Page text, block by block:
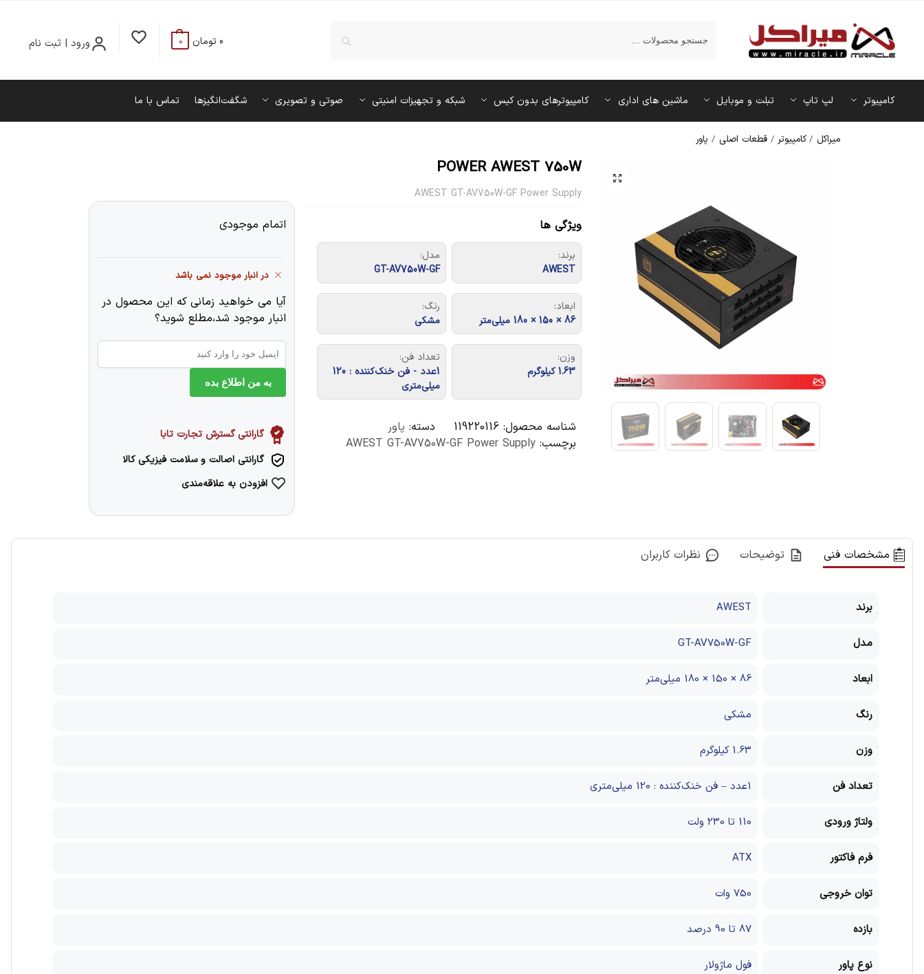
ورود | ثبت نام 0 تومان 0
کامپیوتر لپ تاپ تبلت و موبایل ماشین‌ های اداری کامپیوترهای بدون کیس شبکه و تجهیزات امنیتی صوتی و تصویری شگفت‌انگیزها تماس با ما
میراکل /کامپیوتر /قطعات اصلی / پاور
POWER AWEST 750W
AWEST GT-AV750W-GF Power Supply
ویژگی ها
برند:
AWEST
مدل:
GT-AV750W-GF
ابعاد:
86 × 150 × 180 میلی‌متر
رنگ:
مشکی
وزن:
1.63 کیلوگرم
تعداد فن:
1عدد - فن خنک‌کننده : 120
میلی‌متری
شناسه محصول:119220116 دسته: پاور
برچسب:AWEST GT-AV750W-GF Power Supply
اتمام موجودی
در انبار موجود نمی باشد
آیا می خواهید زمانی که این محصول در
انبار موجود شد،مطلع شوید؟
به من اطلاع بده
گارانتی گسترش تجارت تابا
گارانتی اصالت و سلامت فیزیکی کالا
افزودن به علاقه‌مندی
مشخصات فنی توضیحات نظرات کاربران
برند AWEST
مدل GT-AV750W-GF
ابعاد 86 × 150 × 180 میلی‌متر
رنگ مشکی
وزن 1.63 کیلوگرم
تعداد فن 1عدد – فن خنک‌کننده : 120 میلی‌متری
ولتاژ ورودی 110 تا 230 ولت
فرم فاکتور ATX
توان خروجی 750 وات
بازده 87 تا 90 درصد
نوع پاور فول ماژولار